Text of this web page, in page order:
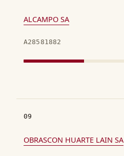
ALCAMPO SA
A28581882
09
OBRASCON HUARTE LAIN SA